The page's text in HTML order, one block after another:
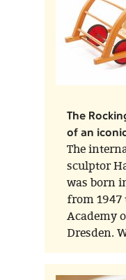
The
of an
The
sculptor
was born
from 1947
Academy
Dresden.
his
heart, he